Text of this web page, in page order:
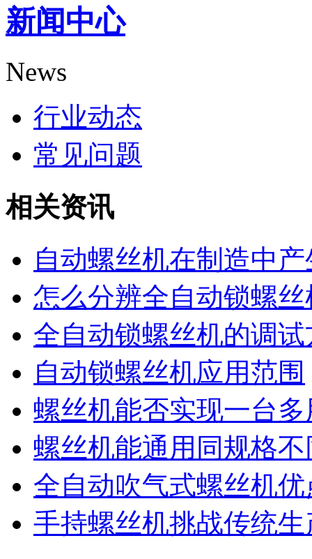
新闻中心
News
行业动态
常见问题
相关资讯
自动螺丝机在制造中
怎么分辨全自动锁螺
全自动锁螺丝机的调试
自动锁螺丝机应用范围
螺丝机能否实现一台多
螺丝机能通用同规格
全自动吹气式螺丝机优
手持螺丝机挑战传统